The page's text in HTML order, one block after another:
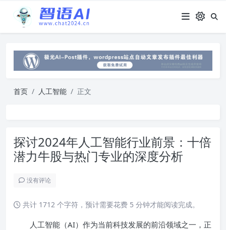
首页 人工智能 正文
探讨2024年人工智能行业前景：十倍
潜力牛股与热门专业的深度分析
没有评论
共计 1712 个字符，预计需要花费 5 分钟才能阅读完成。
人工智能（AI）作为当前科技发展的前沿领域之一，正